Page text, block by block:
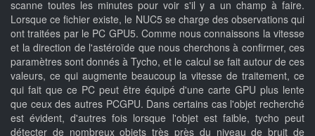
scanne toutes les minutes pour voir s'il y a un champ à faire.
Lorsque ce fichier existe, le NUC5 se charge des observations qui
ont traitées par le PC GPU5. Comme nous connaissons la vitesse
et la direction de l'astéroïde que nous cherchons à confirmer, ces
paramètres sont donnés à Tycho, et le calcul se fait autour de ces
valeurs, ce qui augmente beaucoup la vitesse de traitement, ce
qui fait que ce PC peut être équipé d'une carte GPU plus lente
que ceux des autres PCGPU. Dans certains cas l'objet recherché
est évident, d'autres fois lorsque l'objet est faible, tycho peut
détecter de nombreux objets très près du niveau de bruit de